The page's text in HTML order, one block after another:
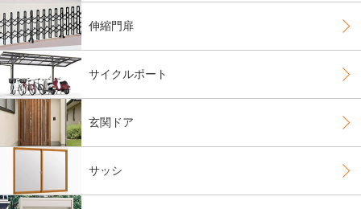
伸縮門扉
サイクルポート
玄関ドア
サッシ